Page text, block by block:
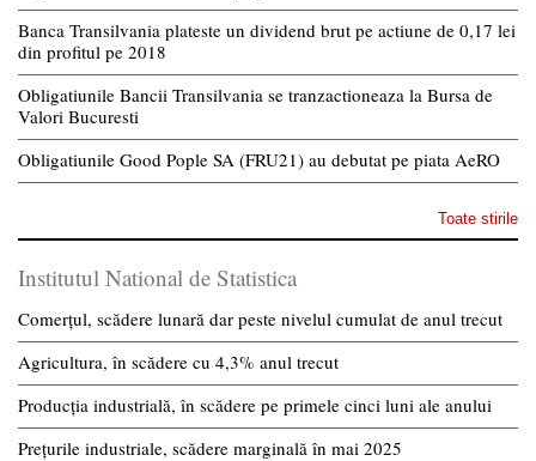
Banca Transilvania plateste un dividend brut pe actiune de 0,17 lei
din profitul pe 2018
Obligatiunile Bancii Transilvania se tranzactioneaza la Bursa de
Valori Bucuresti
Obligatiunile Good Pople SA (FRU21) au debutat pe piata AeRO
Toate stirile
Institutul National de Statistica
Comerțul, scădere lunară dar peste nivelul cumulat de anul trecut
Agricultura, în scădere cu 4,3% anul trecut
Producția industrială, în scădere pe primele cinci luni ale anului
Prețurile industriale, scădere marginală în mai 2025